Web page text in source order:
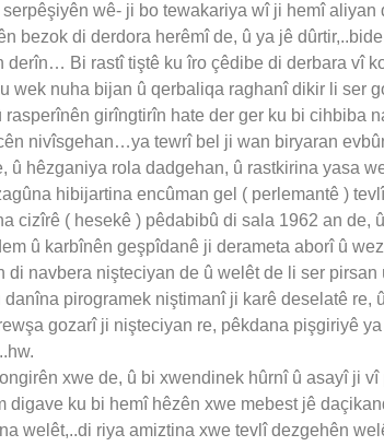
wê- ji bo tewakariya wî ji hemî
bezok di derdora herêmî de, û ya jê
Bi rastî tiştê ku îro çêdibe di derbara vî
wek nuha bijan û qerbaliqa raghanî dikir li ser
girîngtirîn hate der ger ku bi cihbiba
nivîsgehan…ya tewrî bel ji wan biryaran
û hêzganiya rola dadgehan, û rastkirina yasa
hibijartina encûman gel ( perlemantê )
cizîrê ( hesekê ) pêdabibû di sala 1962 an de,
û karbînên geşpîdanê ji derameta aborî û
navbera nişteciyan de û welêt de li ser
pirogramek niştimanî ji karê deselatê
gozarî ji nişteciyan re, pêkdana pişgiriyê
xwe de, û bi xwendinek hûrnî û asayî ji
digave ku bi hemî hêzên xwe mebest jê
welêt,..di riya amiztina xwe tevlî dezgehên